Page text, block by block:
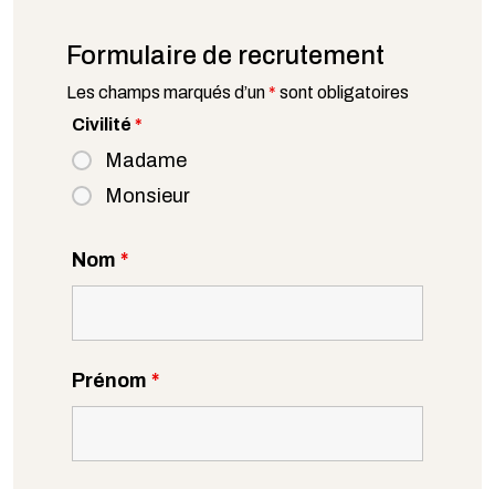
Formulaire de recrutement
Les champs marqués d’un* sont obligatoires
Civilité *
Madame
Monsieur
Nom *
Prénom *